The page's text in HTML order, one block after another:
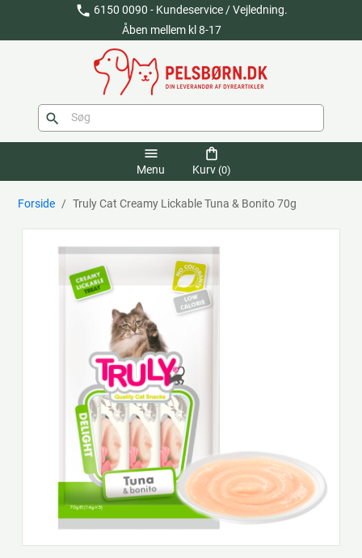
phone 6150 0090 - Kundeservice / Vejledning.
Åben mellem kl 8-17
search
menu
Menu
shopping_bag
Kurv (0)
Forside Truly Cat Creamy Lickable Tuna & Bonito 70g